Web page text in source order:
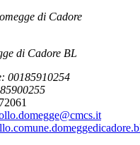
di Cadore
di Cadore BL
00185910254